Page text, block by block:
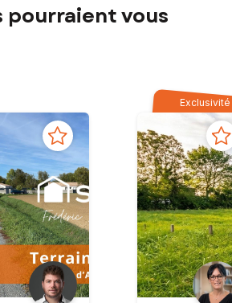
pourraient vous
Exclusivité